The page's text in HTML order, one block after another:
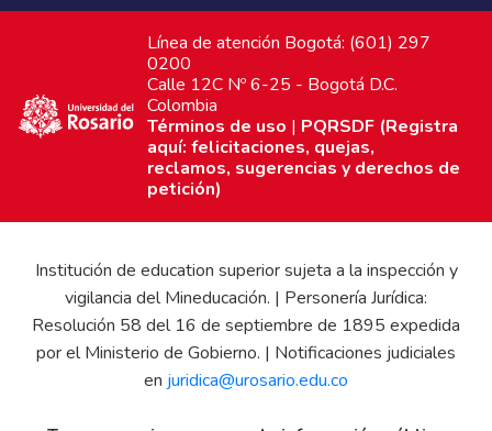
Línea de atención Bogotá: (601) 297
0200
Calle 12C Nº 6-25 - Bogotá D.C.
Colombia
Términos de uso | PQRSDF (Registra
aquí: felicitaciones, quejas,
reclamos, sugerencias y derechos de
petición)
Institución de education superior sujeta a la inspección y
vigilancia del Mineducación. | Personería Jurídica:
Resolución 58 del 16 de septiembre de 1895 expedida
por el Ministerio de Gobierno. | Notificaciones judiciales
en juridica@urosario.edu.co